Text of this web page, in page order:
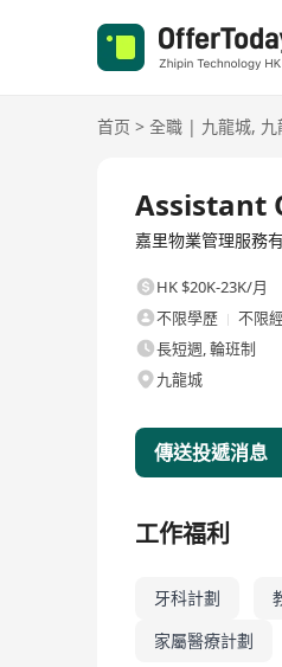
首页 > 全職 | 九龍城, 九
Assistant
嘉里物業管理服務
HK $20K-23K/月
不限學歷
不限
長短週, 輪班制
九龍城
傳送投遞消息
工作福利
牙科計劃
家屬醫療計劃